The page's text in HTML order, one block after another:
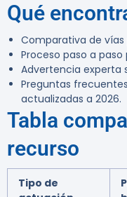
Qué
Comparativa de
Proceso paso a
Advertencia experta
Preguntas
actualizadas a 2026.
Tabla
recurso
Tipo de